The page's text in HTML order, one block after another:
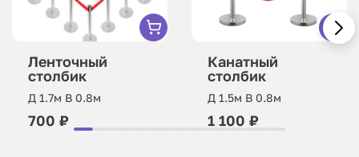
Ленточный
столбик
Д 1.7м В 0.8м
700 ₽
Канатный
столбик
Д 1.5м В 0.8м
1 100 ₽